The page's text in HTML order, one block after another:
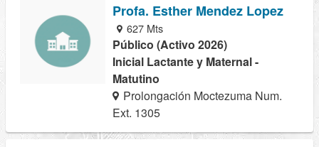
Profa. Esther Mendez Lopez
627 Mts
Público (Activo 2026)
Inicial Lactante y Maternal -
Matutino
Prolongación Moctezuma Num.
Ext. 1305